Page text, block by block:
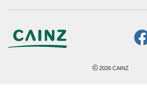
©2026 CAINZ